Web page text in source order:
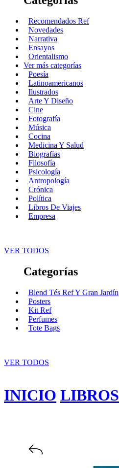
Recomendados Ref
Novedades
Narrativa
Ensayos
Orientalismo
Ver más categorías
Poesía
Latinoamericanos
Ilustrados
Arte Y Diseño
Cine
Fotografía
Música
Cocina
Medicina Y Salud
Biografías
Filosofía
Psicología
Antropología
Crónica
Política
Libros De Viajes
Empresa
VER TODOS
Categorías
Blend Tés Ref Y Gran Jardín
Posters
Kit Ref
Perfumes
Tote Bags
VER TODOS
INICIO LIBROS